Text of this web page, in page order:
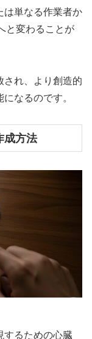
は単なる作業者か
と変わることが
され、より創造的
なるのです。
成方法
するための心臓